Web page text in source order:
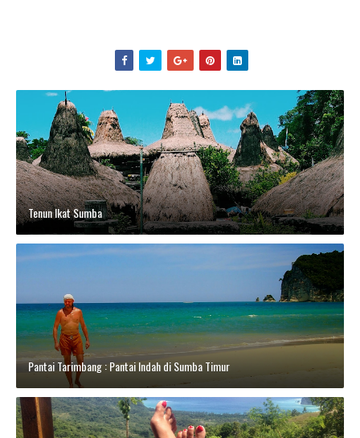
Tenun Ikat Sumba
Pantai Tarimbang : Pantai Indah di Sumba Timur